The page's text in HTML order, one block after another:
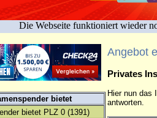
Die Webseite funktioniert wieder
bietet
bietet PLZ 0 (1391)
Angebot
Privates
Hier nun das
antworten.